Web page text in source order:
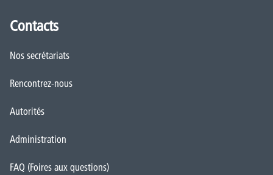
Contacts
Nos secrétariats
Rencontrez-nous
Autorités
Administration
FAQ (Foires aux questions)